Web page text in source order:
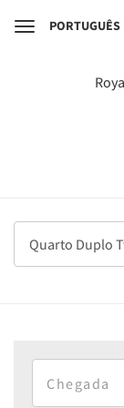
TogglePORTUGUÊS